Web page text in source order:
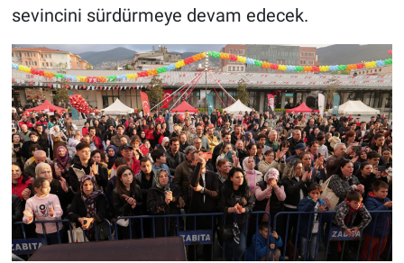
sevincini sürdürmeye devam edecek.